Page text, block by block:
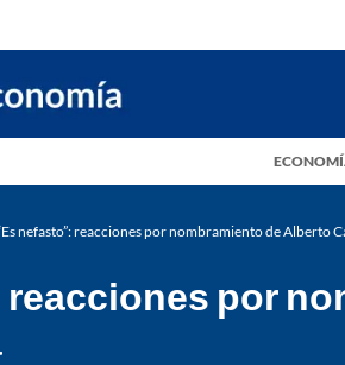
nefasto”: reacciones por nombramiento de Alberto
reacciones por